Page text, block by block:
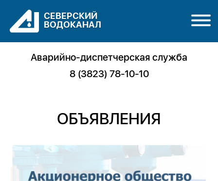
Аварийно-диспетчерская служба
8 (3823) 78-10-10
СЕВЕРСКИЙ
ВОДОКАНАЛ
ОБЪЯВЛЕНИЯ